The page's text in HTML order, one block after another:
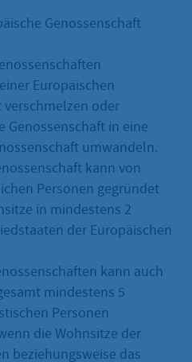
Genossenschaft
Europäischen
verschmelzen oder
Genossenschaft in eine
umwandeln.
kann von
Personen gegründet
in mindestens 2
der Europäischen
kann auch
mindestens 5
Personen
die Wohnsitze der
beziehungsweise das